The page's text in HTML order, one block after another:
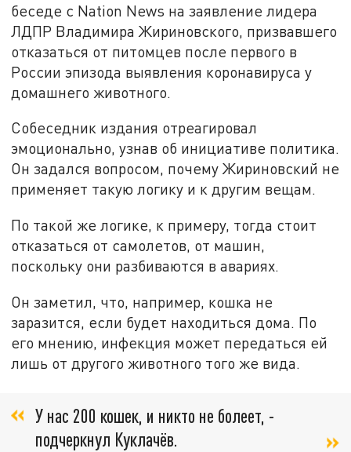
беседе с Nation News на заявление лидера
ЛДПР Владимира Жириновского, призвавшего
отказаться от питомцев после первого в
России эпизода выявления коронавируса у
домашнего животного.
Собеседник издания отреагировал
эмоционально, узнав об инициативе политика.
Он задался вопросом, почему Жириновский не
применяет такую логику и к другим вещам.
По такой же логике, к примеру, тогда стоит
отказаться от самолетов, от машин,
поскольку они разбиваются в авариях.
Он заметил, что, например, кошка не
заразится, если будет находиться дома. По
его мнению, инфекция может передаться ей
лишь от другого животного того же вида.
У нас 200 кошек, и никто не болеет, -
подчеркнул Куклачёв.